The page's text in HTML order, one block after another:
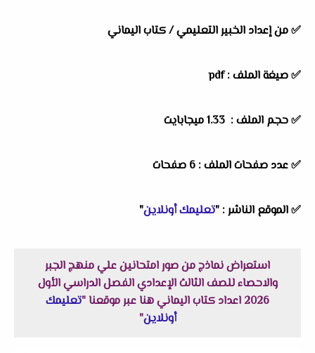
✅من إعداد الخبير التعليمي / كتاب اليماني
✅ صيغة الملف : pdf
✅ حجم الملف : 1.33 ميجابايت
✅ عدد صفحات الملف : 6 صفحات
✅الموقع الناشر : "تعليمك أونلاين"
استعراض نماذج من صور امتحانين علي منهج الجبر
والاحصاء للصف الثالث الإعدادي الفصل الدراسي الأول
2026 اعداد كتاب اليماني هنا عبر موقعنا "
تعليمك
أونلاين"